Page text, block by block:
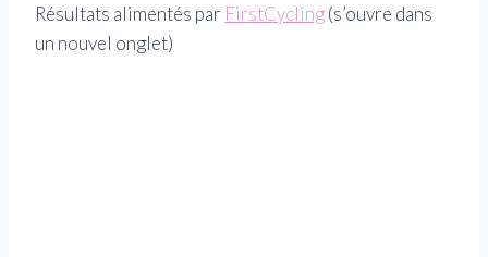
Résultats alimentés par FirstCycling(s’ouvre dans
un nouvel onglet)